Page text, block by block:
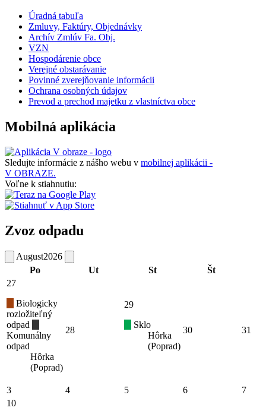
Úradná tabuľa
Zmluvy, Faktúry, Objednávky
Archív Zmlúv Fa. Obj.
VZN
Hospodárenie obce
Verejné obstarávanie
Povinné zverejňovanie informácii
Ochrana osobných údajov
Prevod a prechod majetku z vlastníctva obce
Mobilná aplikácia
Sledujte informácie z nášho webu v mobilnej aplikácii -
V OBRAZE.
Voľne k stiahnutiu:
Zvoz odpadu
August2026
Po
Ut St Št
27
Biologicky
rozložiteľný
odpad
Komunálny
odpad
Hôrka
(Poprad)
28
29
Sklo
Hôrka
(Poprad)
30 31
3 4 5 6
7
10